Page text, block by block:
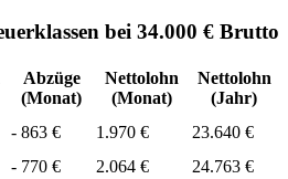
bei 34.000 € Brutto
Abzüge
(Monat)
Nettolohn
(Monat)
Nettolohn
(Jahr)
- 863 € 1.970 € 23.640 €
- 770 € 2.064 € 24.763 €